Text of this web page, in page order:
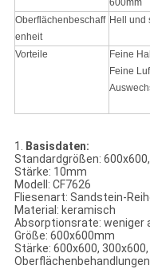
600mm
Oberflächenbeschaff
enheit
Hell und
Vorteile
Feine
Feine
1. Basisdaten:
Standardgrößen:
Stärke: 10mm
Modell: CF7626
Fliesenart: Sandstein-
Material: keramisch
Absorptionsrate: weniger
Größe: 600x600mm
Stärke: 600x600,